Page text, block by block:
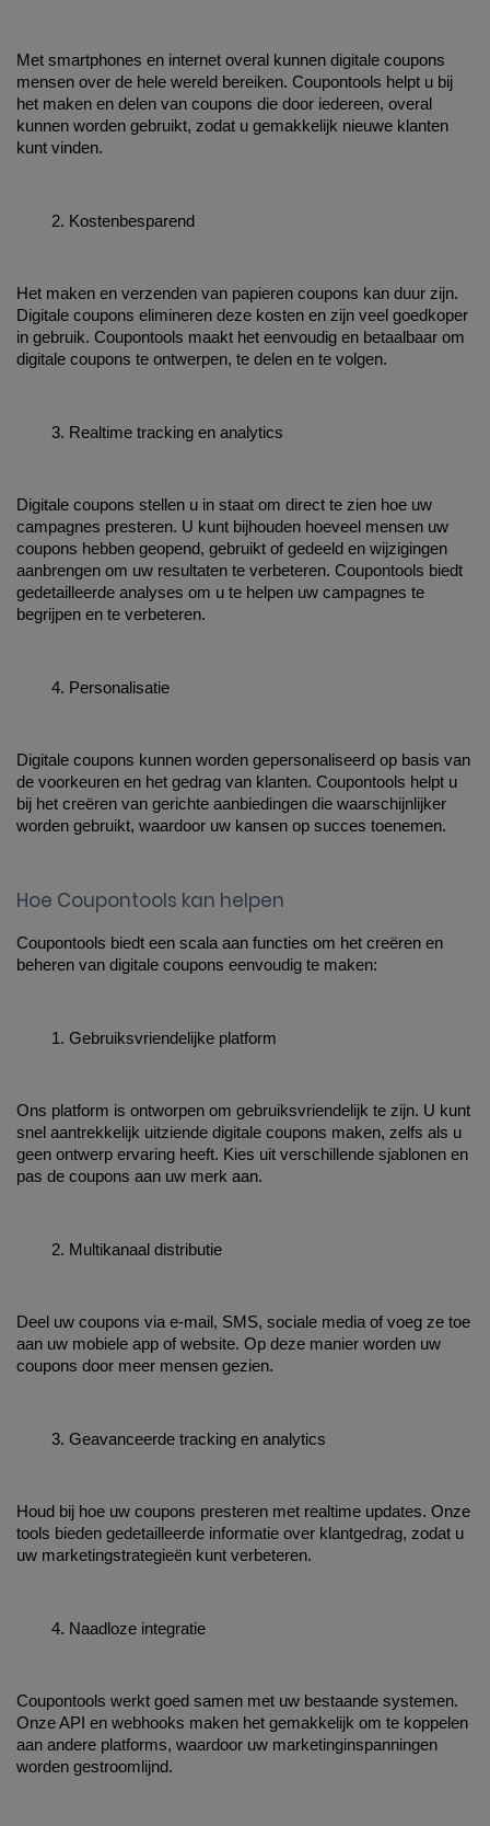
Met smartphones en internet overal kunnen digitale coupons
mensen over de hele wereld bereiken. Coupontools helpt u bij
het maken en delen van coupons die door iedereen, overal
kunnen worden gebruikt, zodat u gemakkelijk nieuwe klanten
kunt vinden.
Kostenbesparend
Het maken en verzenden van papieren coupons kan duur zijn.
Digitale coupons elimineren deze kosten en zijn veel goedkoper
in gebruik. Coupontools maakt het eenvoudig en betaalbaar om
digitale coupons te ontwerpen, te delen en te volgen.
Realtime tracking en analytics
Digitale coupons stellen u in staat om direct te zien hoe uw
campagnes presteren. U kunt bijhouden hoeveel mensen uw
coupons hebben geopend, gebruikt of gedeeld en wijzigingen
aanbrengen om uw resultaten te verbeteren. Coupontools biedt
gedetailleerde analyses om u te helpen uw campagnes te
begrijpen en te verbeteren.
Personalisatie
Digitale coupons kunnen worden gepersonaliseerd op basis van
de voorkeuren en het gedrag van klanten. Coupontools helpt u
bij het creëren van gerichte aanbiedingen die waarschijnlijker
worden gebruikt, waardoor uw kansen op succes toenemen.
Hoe Coupontools kan helpen
Coupontools biedt een scala aan functies om het creëren en
beheren van digitale coupons eenvoudig te maken:
Gebruiksvriendelijke platform
Ons platform is ontworpen om gebruiksvriendelijk te zijn. U kunt
snel aantrekkelijk uitziende digitale coupons maken, zelfs als u
geen ontwerp ervaring heeft. Kies uit verschillende sjablonen en
pas de coupons aan uw merk aan.
Multikanaal distributie
Deel uw coupons via e-mail, SMS, sociale media of voeg ze toe
aan uw mobiele app of website. Op deze manier worden uw
coupons door meer mensen gezien.
Geavanceerde tracking en analytics
Houd bij hoe uw coupons presteren met realtime updates. Onze
tools bieden gedetailleerde informatie over klantgedrag, zodat u
uw marketingstrategieën kunt verbeteren.
Naadloze integratie
Coupontools werkt goed samen met uw bestaande systemen.
Onze API en webhooks maken het gemakkelijk om te koppelen
aan andere platforms, waardoor uw marketinginspanningen
worden gestroomlijnd.